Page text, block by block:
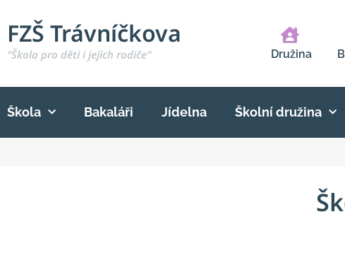
FZŠ Trávníčkova
“Škola pro děti i jejich rodiče“ Družina
Škola Bakaláři Jídelna Školní družina